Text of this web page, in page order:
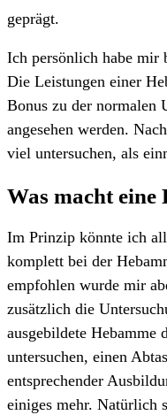
geprägt.
Ich persönlich habe mir
Die Leistungen einer
Bonus zu der normalen
angesehen werden.
viel untersuchen, als
Was macht eine
Im Prinzip könnte ich
komplett bei der
empfohlen wurde mir
zusätzlich die
ausgebildete Hebamme
untersuchen, einen
entsprechender
einiges mehr. Natürlich